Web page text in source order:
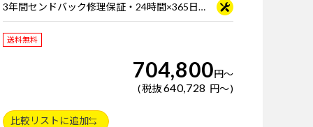
3年間センドバック修理保証・24時間×365日電話サポート
送料無料
704,800円～
税抜 640,728 円～
比較リストに追加